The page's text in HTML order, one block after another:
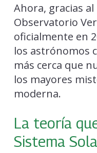
Ahora, gracias
Observatorio
oficialmente en
los astrónomos
más cerca que
los mayores
moderna.
La teoría
Sistema